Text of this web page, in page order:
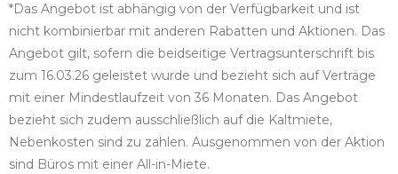
*Das Angebot ist abhängig von der Verfügbarkeit und ist
nicht kombinierbar mit anderen Rabatten und Aktionen. Das
Angebot gilt, sofern die beidseitige Vertragsunterschrift bis
zum 16.03.26 geleistet wurde und bezieht sich auf Verträge
mit einer Mindestlaufzeit von 36 Monaten. Das Angebot
bezieht sich zudem ausschließlich auf die Kaltmiete,
Nebenkosten sind zu zahlen. Ausgenommen von der Aktion
sind Büros mit einer All-in-Miete.